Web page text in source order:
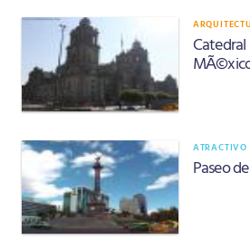
ATRACTIVO
Paseo